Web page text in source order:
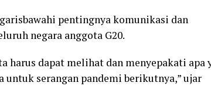
pentingnya komunikasi dan
negara anggota G20.
harus dapat melihat dan menyepakati apa
serangan pandemi berikutnya,” ujar